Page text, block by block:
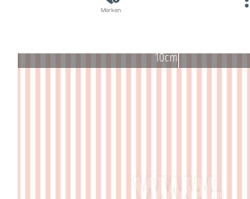
Merken
10cm